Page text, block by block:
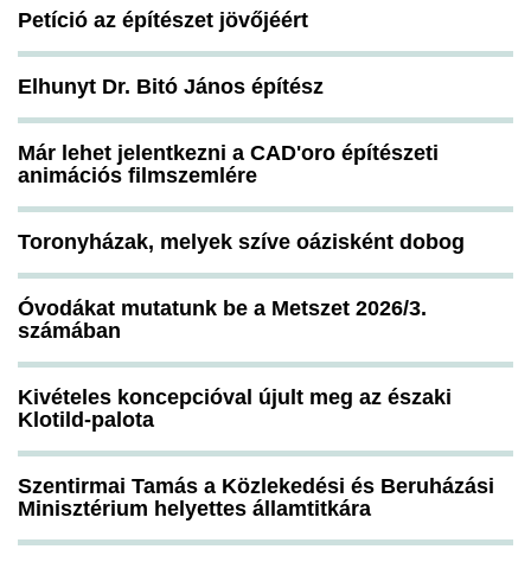
Petíció az építészet jövőjéért
Elhunyt Dr. Bitó János építész
Már lehet jelentkezni a CAD'oro építészeti
animációs filmszemlére
Toronyházak, melyek szíve oázisként dobog
Óvodákat mutatunk be a Metszet 2026/3.
számában
Kivételes koncepcióval újult meg az északi
Klotild-palota
Szentirmai Tamás a Közlekedési és Beruházási
Minisztérium helyettes államtitkára